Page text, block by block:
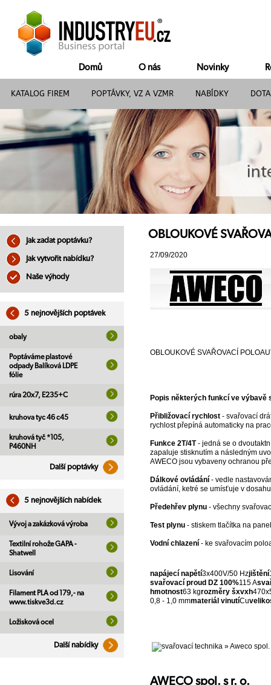
Domů O nás Novinky
KATALOG FIREM POPTÁVKY, VZ A VZMR NABÍDKY
Jak zadat poptávku?
Jak vytvořit nabídku?
Naše výhody
5 nejnovějších poptávek
obaly
Poptáváme plastové
odpady Balíková LDPE
fólie
rúra 20x7, E235+C
kruhova tyc 46 c45
kruhová tyč *105,
P460NH
Další poptávky
5 nejnovějších nabídek
Vývoj a zakázková výroba
Textilní rohože GAPA -
Shatwell
Lisování
Filament PLA od 179,- na
www.tiskve3d.cz
Ložisková ocel
Další nabídky
OBLOUKOVÉ
27/09/2020
OBLOUKOVÉ SVAŘOVACÍ
Popis některých funkcí ve výbavě
Přibližovací rychlost - svařovací
rychlost přepíná automaticky na
Funkce 2T/4T- jedná se o
zapaluje stisknutím a následným
AWECO jsou vybaveny ochranou
Dálkové ovládání - vedle
ovládání, ketré se umísťuje v
Předehřev plynu - všechny
Test plynu - stiskem tlačítka na
Vodní chlazení - ke svařovacím
napájecí napětí3x400V/50 Hzjištění
svařovací proud DZ 100%115 A
hmotnost63 kgrozměry šxvxh
0,8 - 1,0 mmmateriál vinutíCu
AWECO spol. s r. o.